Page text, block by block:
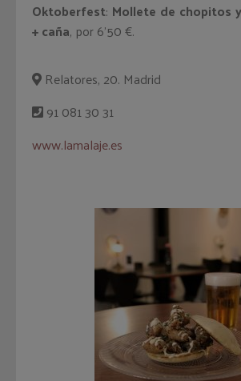
Oktoberfest: Mollete de chopitos
+ caña, por 6’50 €.
Relatores, 20. Madrid
91 081 30 31
www.lamalaje.es